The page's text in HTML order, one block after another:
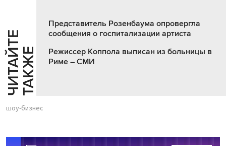
Ч
И
Т
АЙ
Т
Е
Т
А
К
ЖЕ
Представитель Розенбаума опровергла
сообщения о госпитализации артиста
Режиссер Коппола выписан из больницы в
Риме – СМИ
шоу-бизнес